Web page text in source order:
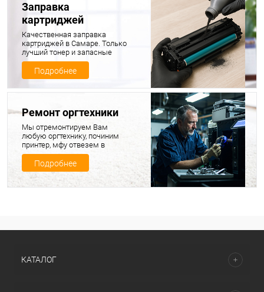
Заправка
картриджей
Качественная заправка
картриджей в Самаре. Только
лучший тонер и запасные
части для ваших картриджей
Подробнее
Ремонт оргтехники
Мы отремонтируем Вам
любую оргтехнику, починим
принтер, мфу отвезем в
ремонт, продиагностируем и
починим, а потом привезем
обратно вашу технику в
полностью исправном
состоянии
Подробнее
КАТАЛОГ